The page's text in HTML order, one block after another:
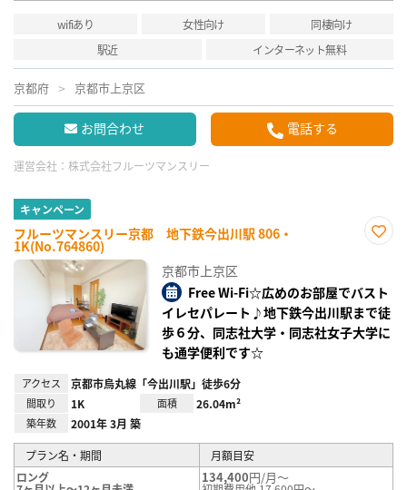
wifiあり 女性向け
同棲向け
駅近
インターネット無料
京都府 京都市上京区
お問合わせ 電話する
運営会社： 株式会社フルーツマンスリー
キャンペーン
フルーツマンスリー京都 地下鉄今出川駅 806・
1K(No.764860)
録
京都市上京区
Free Wi-Fi☆広めのお部屋でバスト
イレセパレート♪地下鉄今出川駅まで徒
歩６分、同志社大学・同志社女子大学に
も通学便利です☆
アクセス 京都市烏丸線「今出川駅」徒歩6分
間取り 1K 面積 26.04m²
築年数 2001年 3月 築
プラン名・期間
月額目安
ロング
134,400円/月～